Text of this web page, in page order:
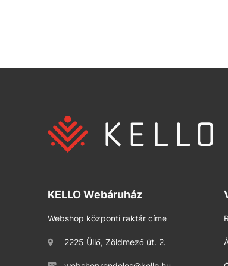
KELLO Webáruház
Webshop központi raktár címe
2225 Üllő, Zöldmező út. 2.